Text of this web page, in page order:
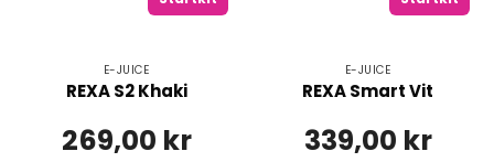
E-JUICE
REXA S2 Khaki
269,00 kr
E-JUICE
REXA Smart Vit
339,00 kr